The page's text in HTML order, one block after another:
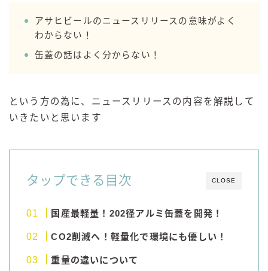
CRAFT－196℃
こだわり酒場
ほろよい
アサヒ
ザ・レモンクラフト
ザ・カクテルクラフト
アサヒビールのニュースリリースの意味がよく
わからない！
缶蓋の話はよく分からない！
という方の為に、ニュースリリースの内容を解説して
いきたいと思います
CLOSE
タップできる目次
国産最軽量！202径アルミ缶蓋を開発！
CO2削減へ！軽量化で環境にも優しい！
重量の違いについて